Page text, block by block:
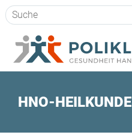
Suchbegriffe
HNO-HEILKUNDE